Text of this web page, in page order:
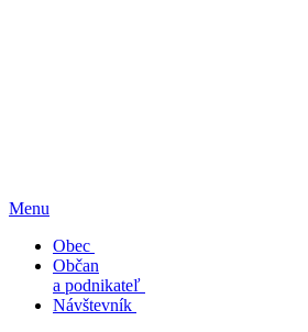
Menu
Obec
Občan
a podnikateľ
Návštevník